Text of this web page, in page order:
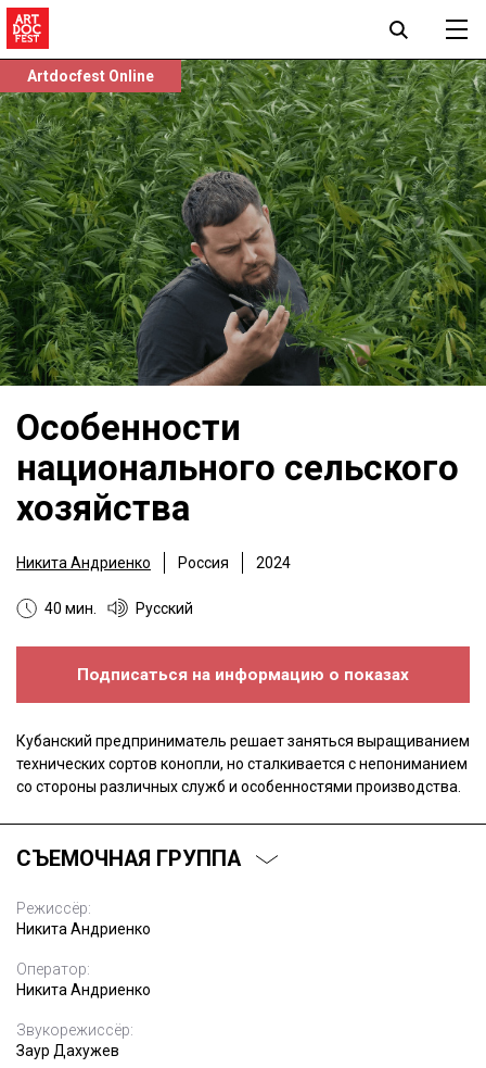
Artdocfest Online
Особенности
национального сельского
хозяйства
Никита Андриенко Россия 2024
40 мин. Русский
Подписаться на информацию о показах
Кубанский предприниматель решает заняться выращиванием
технических сортов конопли, но сталкивается с непониманием
со стороны различных служб и особенностями производства.
СЪЕМОЧНАЯ ГРУППА
Режиссёр:
Никита Андриенко
Оператор:
Никита Андриенко
Звукорежиссёр:
Заур Дахужев